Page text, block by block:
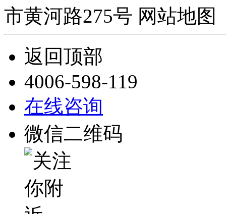
市黄河路275号 网站地图
返回顶部
4006-598-119
在线咨询
微信二维码